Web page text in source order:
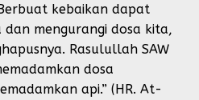
kebaikan dapat
mengurangi dosa kita,
Rasulullah SAW
dosa
api.” (HR. At-